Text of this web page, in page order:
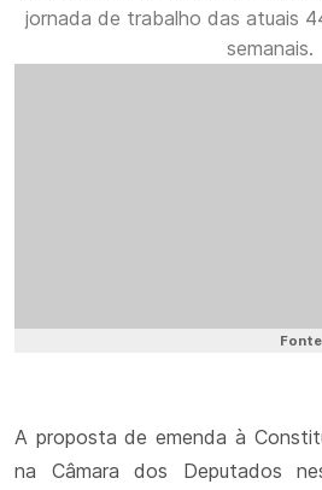
jornada de trabalho das atuais
semanais.
A proposta de emenda à
na Câmara dos Deputados